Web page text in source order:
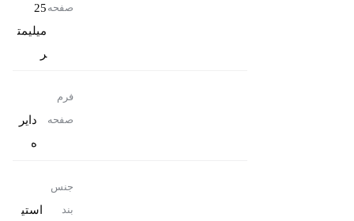
صفحه 25
میلیمت
ر
فرم
صفحه
دایر
ه
جنس
بند
استی